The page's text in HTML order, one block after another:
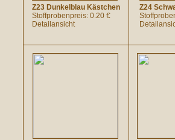
Z23 Dunkelblau Kästchen
Stoffprobenpreis: 0.20 €
Detailansicht
Z24